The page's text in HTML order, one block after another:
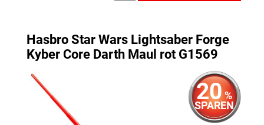
Hasbro Star Wars Lightsaber Forge
Kyber Core Darth Maul rot G1569
20 %
SPAREN